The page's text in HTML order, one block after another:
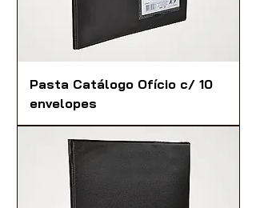
Pasta Catálogo Ofício c/ 10
envelopes